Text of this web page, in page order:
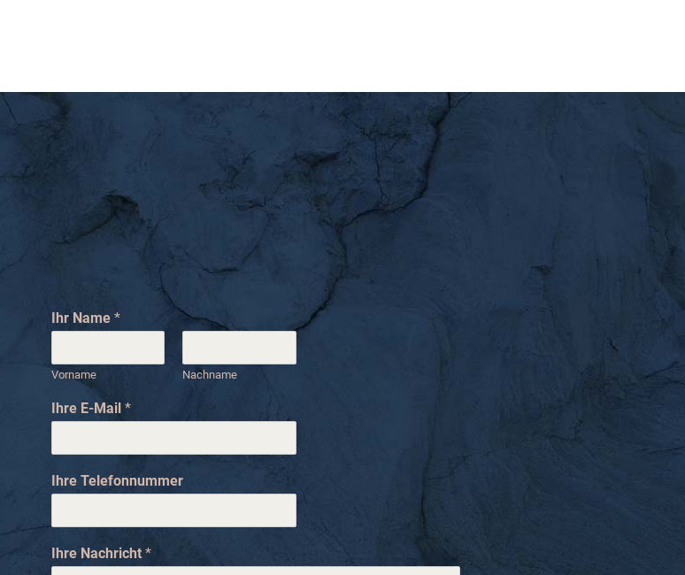
Ihr Name *
Vorname Nachname
I
h
N
c
r
c
Ihre E-Mail *
Ihre Telefonnummer
Ihre Nachricht *